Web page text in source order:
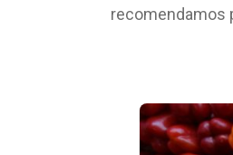
recomendamos